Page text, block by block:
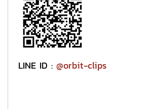
LINE ID : @orbit-clips